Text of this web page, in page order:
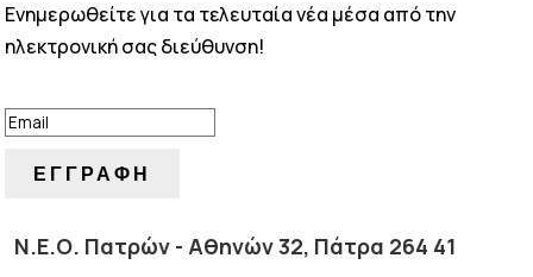
Ενημερωθείτε για τα τελευταία νέα μέσα από την
ηλεκτρονική σας διεύθυνση!
ΕΓΓΡΑΦΗ
Ν.Ε.Ο. Πατρών - Αθηνών 32, Πάτρα 264 41